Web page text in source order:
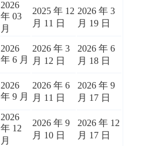
2026
年 03
月
2025 年 12
月 11 日
2026 年 3
月 19 日
2026
年 6 月
2026 年 3
月 12 日
2026 年 6
月 18 日
2026
年 9 月
2026 年 6
月 11 日
2026 年 9
月 17 日
2026
年 12
月
2026 年 9
月 10 日
2026 年 12
月 17 日